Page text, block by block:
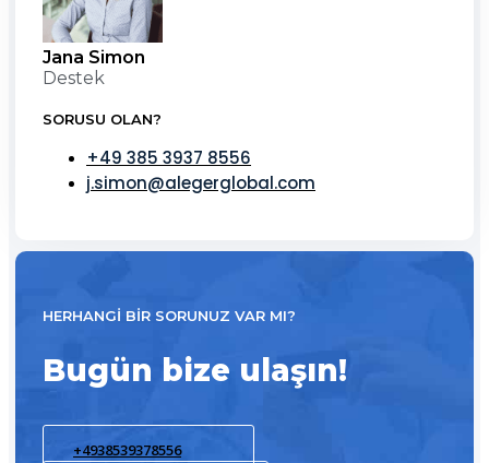
Jana Simon
Destek
SORUSU OLAN?
+49 385 3937 8556
j.simon@alegerglobal.com
HERHANGI BIR SORUNUZ VAR MI?
Bugün bize ulaşın!
+4938539378556